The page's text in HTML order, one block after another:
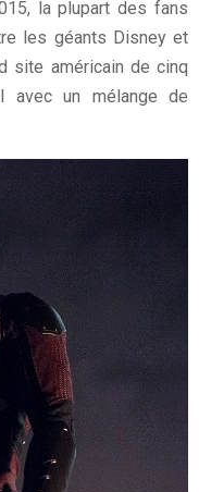
la plupart des fans
les géants Disney et
site américain de cinq
avec un mélange de